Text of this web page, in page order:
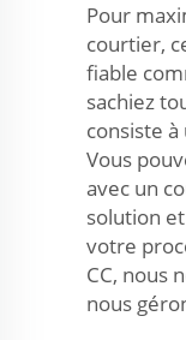
Pour
courtier,
fiable
sachiez
consiste
Vous
avec un
solution
votre
CC, nous
nous